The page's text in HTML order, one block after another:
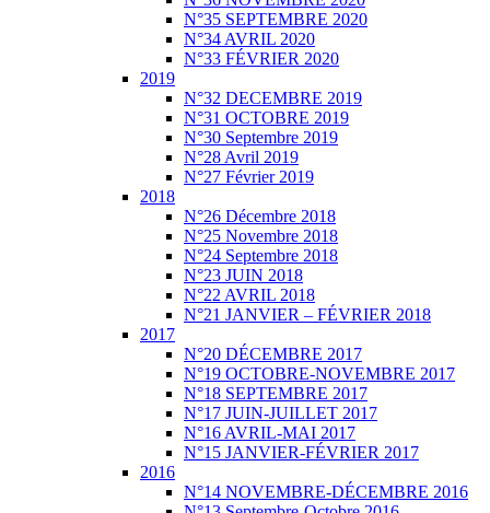
N°35 SEPTEMBRE 2020
N°34 AVRIL 2020
N°33 FÉVRIER 2020
2019
N°32 DECEMBRE 2019
N°31 OCTOBRE 2019
N°30 Septembre 2019
N°28 Avril 2019
N°27 Février 2019
2018
N°26 Décembre 2018
N°25 Novembre 2018
N°24 Septembre 2018
N°23 JUIN 2018
N°22 AVRIL 2018
N°21 JANVIER – FÉVRIER 2018
2017
N°20 DÉCEMBRE 2017
N°19 OCTOBRE-NOVEMBRE 2017
N°18 SEPTEMBRE 2017
N°17 JUIN-JUILLET 2017
N°16 AVRIL-MAI 2017
N°15 JANVIER-FÉVRIER 2017
2016
N°14 NOVEMBRE-DÉCEMBRE 2016